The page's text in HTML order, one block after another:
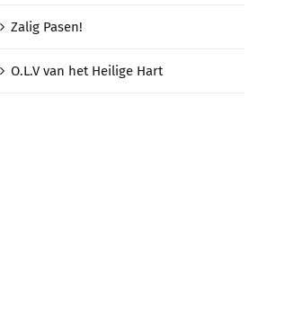
Zalig Pasen!
O.L.V van het Heilige Hart